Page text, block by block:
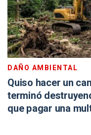
DAÑO AMBIENTAL
Quiso hacer un
terminó
que pagar una